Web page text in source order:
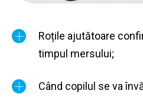
Roțile ajutătoare
timpul mersului;
Când copilul se va